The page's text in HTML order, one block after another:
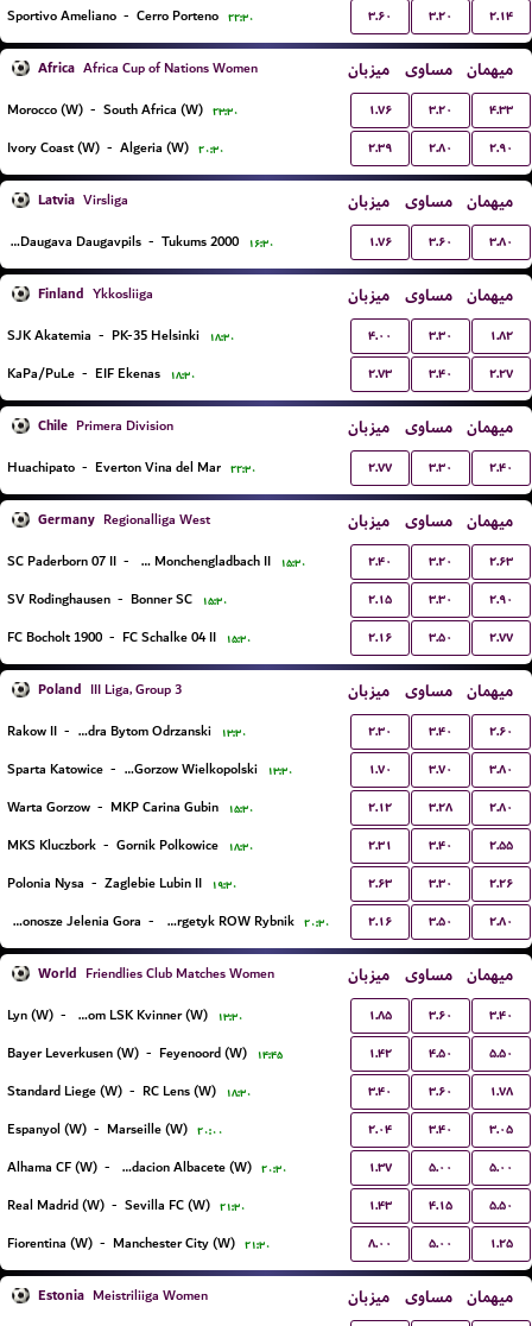
Sportivo Ameliano - Cerro Porteno ۲۲:۳۰ ۳.۶۰ ۳.۲۰ ۲.۱۴
Africa Africa Cup of Nations Women میزبان مساوی میهمان
Morocco (W) - South Africa (W) ۲۳:۳۰ ۱.۷۶ ۳.۲۰ ۴.۳۳
Ivory Coast (W) - Algeria (W) ۲۰:۳۰ ۲.۳۹ ۲.۸۰ ۲.۹۰
Latvia Virsliga میزبان مساوی میهمان
BFC Daugava Daugavpils - Tukums 2000 ۱۶:۳۰ ۱.۷۶ ۳.۶۰ ۳.۸۰
Finland Ykkosliiga میزبان مساوی میهمان
SJK Akatemia - PK-35 Helsinki ۱۸:۳۰ ۴.۰۰ ۳.۳۰ ۱.۸۲
KaPa/PuLe - EIF Ekenas ۱۸:۳۰ ۲.۷۳ ۳.۴۰ ۲.۲۷
Chile Primera Division میزبان مساوی میهمان
Huachipato - Everton Vina del Mar ۲۲:۳۰ ۲.۷۷ ۳.۳۰ ۲.۴۰
Germany Regionalliga West میزبان مساوی میهمان
SC Paderborn 07 II - Borussia Monchengladbach II ۱۵:۳۰ ۲.۴۰ ۳.۲۰ ۲.۶۳
SV Rodinghausen - Bonner SC ۱۵:۳۰ ۲.۱۵ ۳.۳۰ ۲.۹۰
FC Bocholt 1900 - FC Schalke 04 II ۱۵:۳۰ ۲.۱۶ ۳.۵۰ ۲.۷۷
Poland III Liga, Group 3 میزبان مساوی میهمان
Rakow II - Odra Bytom Odrzanski ۱۳:۳۰ ۲.۳۰ ۳.۴۰ ۲.۶۰
Sparta Katowice - KS Stilon Gorzow Wielkopolski ۱۳:۳۰ ۱.۷۰ ۳.۷۰ ۳.۸۰
Warta Gorzow - MKP Carina Gubin ۱۵:۳۰ ۲.۱۲ ۳.۲۸ ۲.۸۰
MKS Kluczbork - Gornik Polkowice ۱۸:۳۰ ۲.۳۱ ۳.۴۰ ۲.۵۵
Polonia Nysa - Zaglebie Lubin II ۱۹:۳۰ ۲.۶۳ ۳.۳۰ ۲.۲۶
Karkonosze Jelenia Gora - Energetyk ROW Rybnik ۲۰:۳۰ ۲.۱۶ ۳.۵۰ ۲.۸۰
World Friendlies Club Matches Women میزبان مساوی میهمان
Lyn (W) - Lillestrom LSK Kvinner (W) ۱۳:۳۰ ۱.۸۵ ۳.۶۰ ۳.۴۰
Bayer Leverkusen (W) - Feyenoord (W) ۱۴:۴۵ ۱.۴۲ ۴.۵۰ ۵.۵۰
Standard Liege (W) - RC Lens (W) ۱۸:۳۰ ۳.۴۰ ۳.۶۰ ۱.۷۸
Espanyol (W) - Marseille (W) ۲۰:۰۰ ۲.۰۴ ۳.۴۰ ۳.۰۵
Alhama CF (W) - Fundacion Albacete (W) ۲۰:۳۰ ۱.۳۷ ۵.۰۰ ۵.۰۰
Real Madrid (W) - Sevilla FC (W) ۲۱:۳۰ ۱.۴۳ ۴.۱۵ ۵.۵۰
Fiorentina (W) - Manchester City (W) ۲۱:۳۰ ۸.۰۰ ۵.۰۰ ۱.۲۵
Estonia Meistriliiga Women میزبان مساوی میهمان